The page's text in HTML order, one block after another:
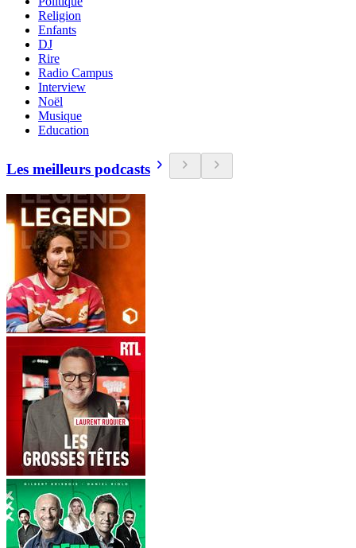
Religion
Enfants
DJ
Rire
Radio Campus
Interview
Noël
Musique
Education
Les meilleurs podcasts